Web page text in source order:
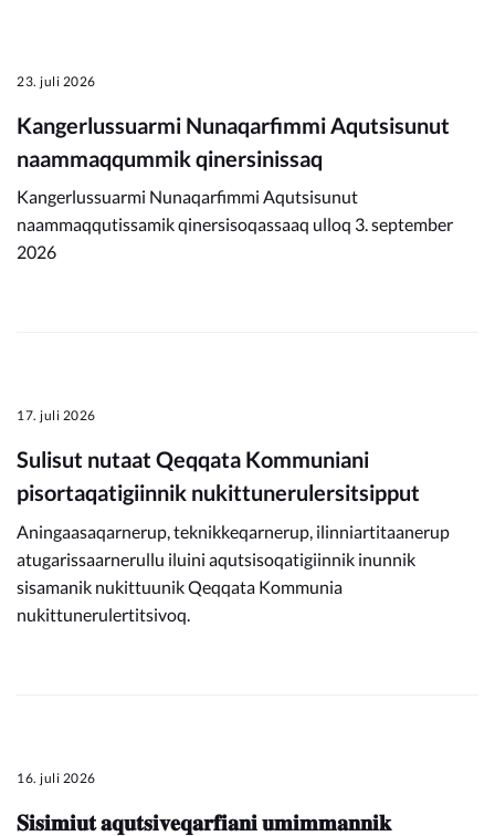
23. juli 2026
Kangerlussuarmi Nunaqarfimmi Aqutsisunut
naammaqqummik qinersinissaq
Kangerlussuarmi Nunaqarfimmi Aqutsisunut
naammaqqutissamik qinersisoqassaaq ulloq 3. september
2026
17. juli 2026
Sulisut nutaat Qeqqata Kommuniani
pisortaqatigiinnik nukittunerulersitsipput
Aningaasaqarnerup, teknikkeqarnerup, ilinniartitaanerup
atugarissaarnerullu iluini aqutsisoqatigiinnik inunnik
sisamanik nukittuunik Qeqqata Kommunia
nukittunerulertitsivoq.
16. juli 2026
𝐒𝐢𝐬𝐢𝐦𝐢𝐮𝐭 𝐚𝐪𝐮𝐭𝐬𝐢𝐯𝐞𝐪𝐚𝐫𝐟𝐢𝐚𝐧𝐢 𝐮𝐦𝐢𝐦𝐦𝐚𝐧𝐧𝐢𝐤